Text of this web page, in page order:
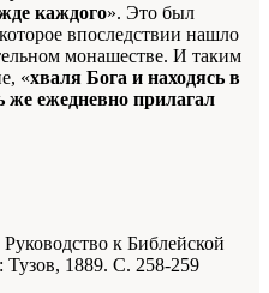
каждого». Это был
впоследствии нашло
монашестве. И таким
«хваля Бога и находясь в
же ежедневно прилагал
к Библейской
1889. С. 258-259